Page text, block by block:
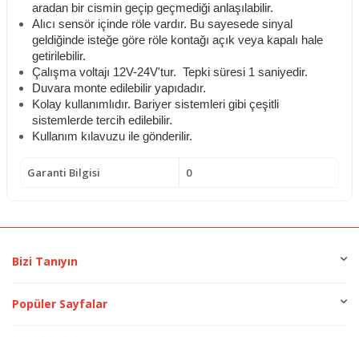
aradan bir cismin geçip geçmediği anlaşılabilir.
Alıcı sensör içinde röle vardır. Bu sayesede sinyal
geldiğinde isteğe göre röle kontağı açık veya kapalı hale
getirilebilir.
Çalışma voltajı 12V-24V'tur. Tepki süresi 1 saniyedir.
Duvara monte edilebilir yapıdadır.
Kolay kullanımlıdır. Bariyer sistemleri gibi çeşitli
sistemlerde tercih edilebilir.
Kullanım kılavuzu ile gönderilir.
Garanti Bilgisi 0
Bizi Tanıyın
Popüler Sayfalar